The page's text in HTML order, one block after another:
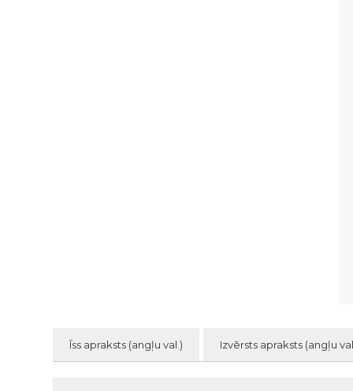
Īss apraksts (angļu val.) Izvērsts apraksts (angļu